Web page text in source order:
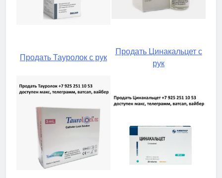
Продать Тауролок с рук
Продать Цинакальцет с
рук